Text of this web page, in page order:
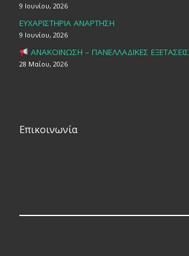
9 Ιουνίου, 2026
ΕΥΧΑΡΙΣΤΗΡΙΑ ΑΝΑΡΤΗΣΗ
9 Ιουνίου, 2026
ΑΝΑΚΟΙΝΩΣΗ – ΠΑΝΕΛΛΑΔΙΚΕΣ ΕΞΕΤΑΣΕΙΣ
28 Μαΐου, 2026
Επικοινωνία